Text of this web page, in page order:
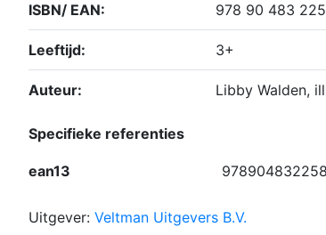
ISBN/ EAN: 978 90 483
Leeftijd: 3+
Auteur: Libby Walden,
Specifieke referenties
ean13
Uitgever: Veltman Uitgevers B.V.